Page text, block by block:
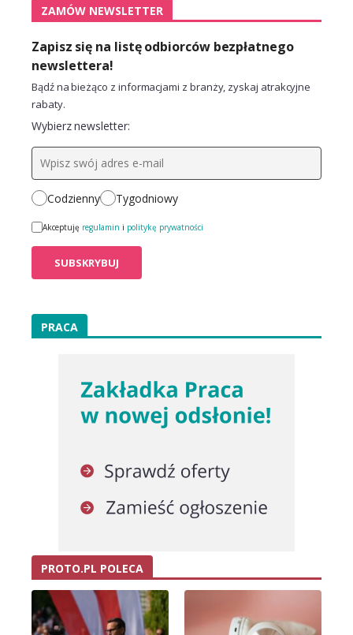
ZAMÓW NEWSLETTER
Zapisz się na listę odbiorców bezpłatnego
newslettera!
Bądź na bieżąco z informacjami z branży, zyskaj atrakcyjne
rabaty.
Wybierz newsletter:
Codzienny Tygodniowy
Akceptuję regulamin i politykę prywatności
PRACA
PROTO.PL POLECA